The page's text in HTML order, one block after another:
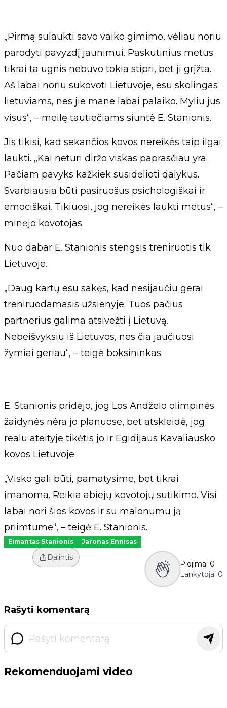
„Pirmą sulaukti savo vaiko gimimo, vėliau noriu
parodyti pavyzdį jaunimui. Paskutinius metus
tikrai ta ugnis nebuvo tokia stipri, bet ji grįžta.
Aš labai noriu sukovoti Lietuvoje, esu skolingas
lietuviams, nes jie mane labai palaiko. Myliu jus
visus“, – meilę tautiečiams siuntė E. Stanionis.
Jis tikisi, kad sekančios kovos nereikės taip ilgai
laukti. „Kai neturi diržo viskas paprasčiau yra.
Pačiam pavyks kažkiek susidėlioti dalykus.
Svarbiausia būti pasiruošus psichologiškai ir
emociškai. Tikiuosi, jog nereikės laukti metus“, –
minėjo kovotojas.
Nuo dabar E. Stanionis stengsis treniruotis tik
Lietuvoje.
„Daug kartų esu sakęs, kad nesijaučiu gerai
treniruodamasis užsienyje. Tuos pačius
partnerius galima atsivežti į Lietuvą.
Nebeišvyksiu iš Lietuvos, nes čia jaučiuosi
žymiai geriau“, – teigė boksininkas.
E. Stanionis pridėjo, jog Los Andželo olimpinės
žaidynės nėra jo planuose, bet atskleidė, jog
realu ateityje tikėtis jo ir Egidijaus Kavaliausko
kovos Lietuvoje.
„Visko gali būti, pamatysime, bet tikrai
įmanoma. Reikia abiejų kovotojų sutikimo. Visi
labai nori šios kovos ir su malonumu ją
priimtume“, – teigė E. Stanionis.
Eimantas Stanionis Jaronas Ennisas
Dalintis
Plojimai 0
Lankytojai 0
Rašyti komentarą
Rekomenduojami video